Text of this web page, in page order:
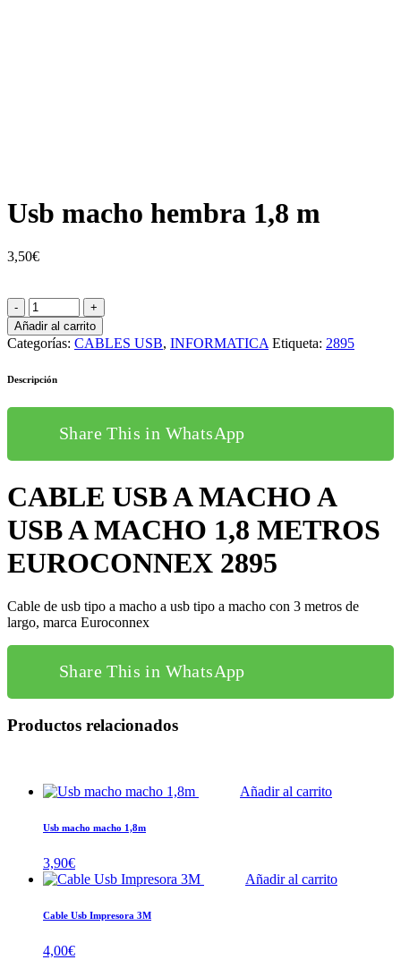
Usb macho hembra 1,8 m
3,50€
Añadir al carrito
Categorías: CABLES USB, INFORMATICA Etiqueta: 2895
Descripción
Share This in WhatsApp
CABLE USB A MACHO A
USB A MACHO 1,8 METROS
EUROCONNEX 2895
Cable de usb tipo a macho a usb tipo a macho con 3 metros de
largo, marca Euroconnex
Share This in WhatsApp
Productos relacionados
Añadir al carrito
Usb macho macho 1,8m
3,90€
Añadir al carrito
Cable Usb Impresora 3M
4,00€